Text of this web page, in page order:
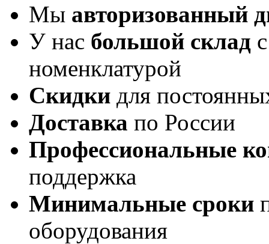
Мы авторизованный
У нас большой склад
номенклатурой
Скидки для
Доставка по России
Профессиональные
поддержка
Минимальные сроки
оборудования